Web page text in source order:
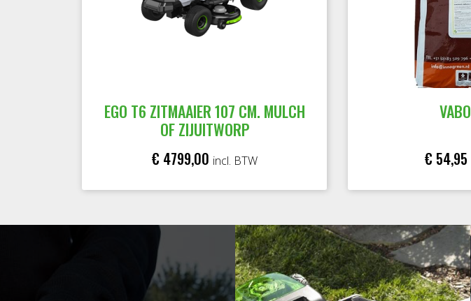
EGO T6 ZITMAAIER 107 CM. MULCH
OF ZIJUITWORP
€ 4799,00 incl. BTW € 54,95